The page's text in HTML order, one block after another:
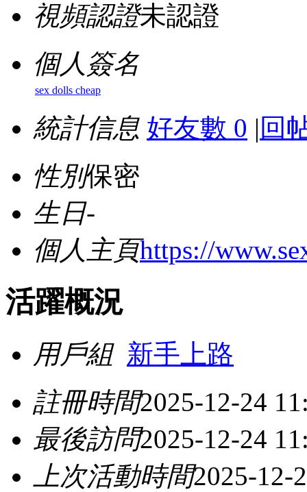
視頻認證未認證
個人簽名
sex dolls cheap
統計信息 好友數 0 | 回
性別保密
生日-
個人主頁https://
活躍概況
用戶組 新手上路
註冊時間2025-12-24
最後訪問2025-12-24
上次活動時間2025-12-